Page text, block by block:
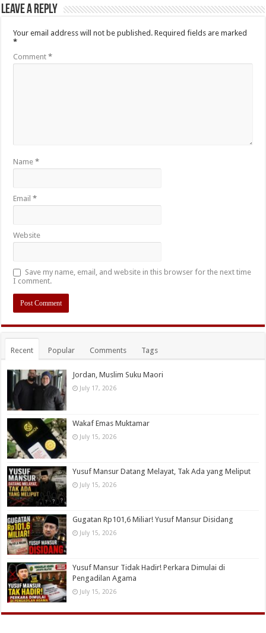
Leave a Reply
Your email address will not be published. Required fields are marked
*
Comment*
Name*
Email*
Website
Save my name, email, and website in this browser for the next time
I comment.
Recent Popular Comments Tags
Jordan, Muslim Suku Maori
July 17, 2026
Wakaf Emas Muktamar
July 15, 2026
Yusuf Mansur Datang Melayat, Tak Ada yang Meliput
July 15, 2026
Gugatan Rp101,6 Miliar! Yusuf Mansur Disidang
July 15, 2026
Yusuf Mansur Tidak Hadir! Perkara Dimulai di
Pengadilan Agama
July 15, 2026